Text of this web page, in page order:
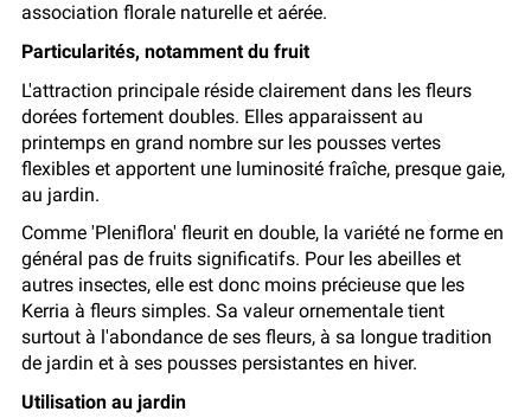
association florale naturelle et aérée.
Particularités, notamment du fruit
L'attraction principale réside clairement dans les fleurs
dorées fortement doubles. Elles apparaissent au
printemps en grand nombre sur les pousses vertes
flexibles et apportent une luminosité fraîche, presque gaie,
au jardin.
Comme 'Pleniflora' fleurit en double, la variété ne forme en
général pas de fruits significatifs. Pour les abeilles et
autres insectes, elle est donc moins précieuse que les
Kerria à fleurs simples. Sa valeur ornementale tient
surtout à l'abondance de ses fleurs, à sa longue tradition
de jardin et à ses pousses persistantes en hiver.
Utilisation au jardin